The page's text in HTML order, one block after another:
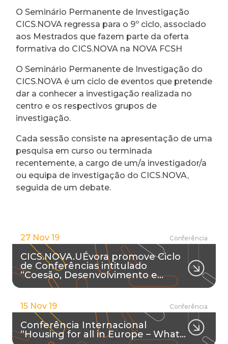
O Seminário Permanente de Investigação
CICS.NOVA regressa para o 9º ciclo, associado
aos Mestrados que fazem parte da oferta
formativa do CICS.NOVA na NOVA FCSH
O Seminário Permanente de Investigação do
CICS.NOVA é um ciclo de eventos que pretende
dar a conhecer a investigação realizada no
centro e os respectivos grupos de
investigação.
Cada sessão consiste na apresentação de uma
pesquisa em curso ou terminada
recentemente, a cargo de um/a investigador/a
ou equipa de investigação do CICS.NOVA,
seguida de um debate.
27 Nov 19 Conferência
CICS.NOVA.UÉvora promove Ciclo
de Conferências intitulado
“Coesão, Desenvolvimento e…
15 Nov 19 Conferência
Conferência Internacional
“Housing for all in Europe – What…